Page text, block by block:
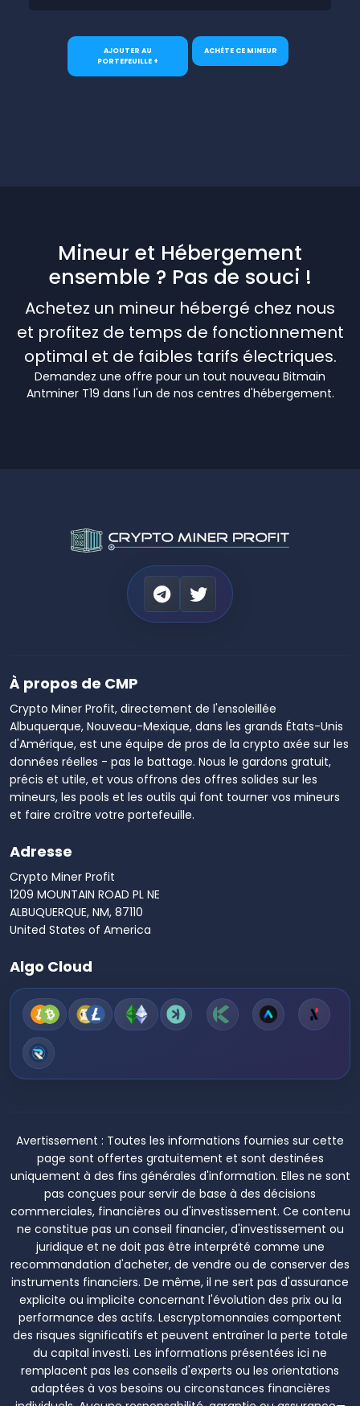
AJOUTER AU
PORTEFEUILLE +
ACHÈTE CE MINEUR
Mineur et Hébergement
ensemble ? Pas de souci !
Achetez un mineur hébergé chez nous
et profitez de temps de fonctionnement
optimal et de faibles tarifs électriques.
Demandez une offre pour un tout nouveau Bitmain
Antminer T19 dans l'un de nos centres d'hébergement.
À propos de CMP
Crypto Miner Profit, directement de l'ensoleillée
Albuquerque, Nouveau-Mexique, dans les grands États-Unis
d'Amérique, est une équipe de pros de la crypto axée sur les
données réelles - pas le battage. Nous le gardons gratuit,
précis et utile, et vous offrons des offres solides sur les
mineurs, les pools et les outils qui font tourner vos mineurs
et faire croître votre portefeuille.
Adresse
Crypto Miner Profit
1209 MOUNTAIN ROAD PL NE
ALBUQUERQUE, NM, 87110
United States of America
Algo Cloud
Avertissement : Toutes les informations fournies sur cette
page sont offertes gratuitement et sont destinées
uniquement à des fins générales d'information. Elles ne sont
pas conçues pour servir de base à des décisions
commerciales, financières ou d'investissement. Ce contenu
ne constitue pas un conseil financier, d'investissement ou
juridique et ne doit pas être interprété comme une
recommandation d'acheter, de vendre ou de conserver des
instruments financiers. De même, il ne sert pas d'assurance
explicite ou implicite concernant l'évolution des prix ou la
performance des actifs. Lescryptomonnaies comportent
des risques significatifs et peuvent entraîner la perte totale
du capital investi. Les informations présentées ici ne
remplacent pas les conseils d'experts ou les orientations
adaptées à vos besoins ou circonstances financières